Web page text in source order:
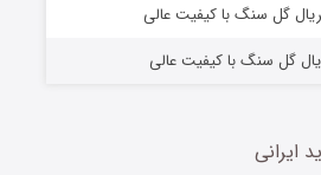
گل سنگ با کیفیت عالی
گل سنگ با کیفیت عالی
ایرانی